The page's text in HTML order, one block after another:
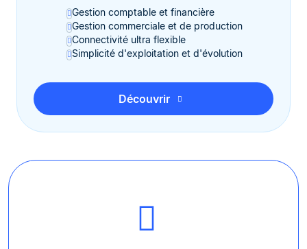
Gestion comptable et financière
Gestion commerciale et de production
Connectivité ultra flexible
Simplicité d'exploitation et d'évolution
Découvrir